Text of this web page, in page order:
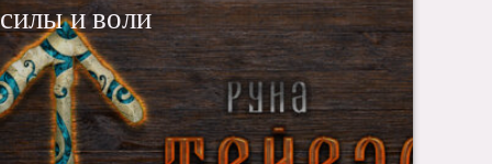
силы и воли